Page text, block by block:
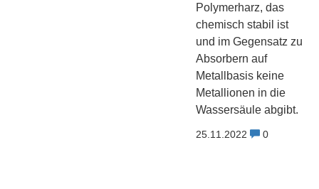
Polymerharz, das
chemisch stabil ist
und im Gegensatz zu
Absorbern auf
Metallbasis keine
Metallionen in die
Wassersäule abgibt.
25.11.2022 0